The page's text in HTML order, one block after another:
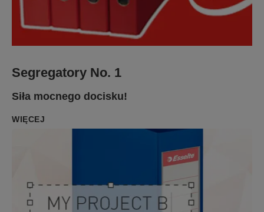
Segregatory No. 1
Siła mocnego docisku!
WIĘCEJ